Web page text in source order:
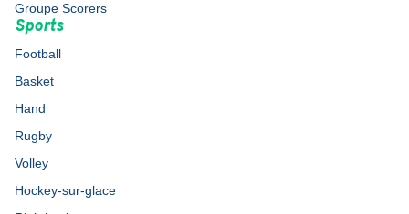
Groupe Scorers
Sports
Football
Basket
Hand
Rugby
Volley
Hockey-sur-glace